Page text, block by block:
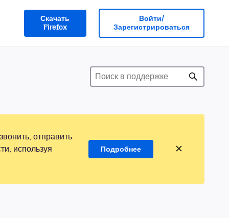
Скачать
Firefox
Войти/
Зарегистрироваться
отправить
используя
Подробнее